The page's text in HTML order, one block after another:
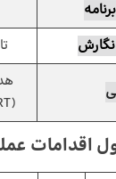
(SMART و قابل‌اندازه‌گیری)